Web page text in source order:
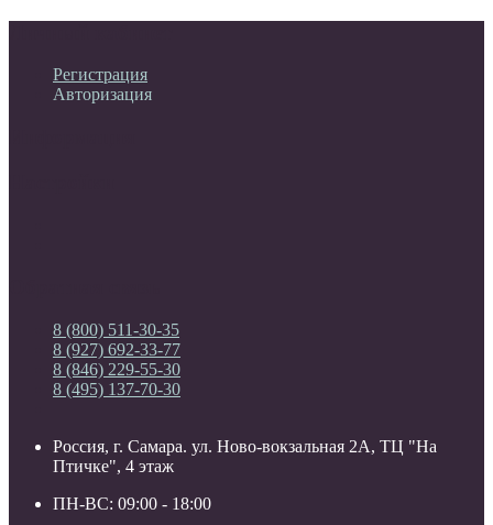
Регистрация
Авторизация
8 (800) 511-30-35
8 (927) 692-33-77
8 (846) 229-55-30
8 (495) 137-70-30
Россия, г. Самара. ул. Ново-вокзальная 2А, ТЦ "На
Птичке", 4 этаж
ПН-ВС: 09:00 - 18:00